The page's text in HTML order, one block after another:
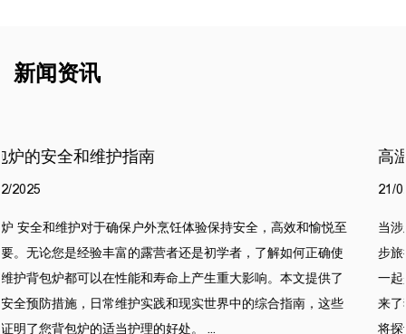
新闻资讯
愉悦至
正确使
提供了
，这些
高温丁烷火炬头和轻巧的露营炊具，用于户
当涉及室外烹饪时，正确的设备可以使所有不同。对于露
步旅行者和冒险家而言，将高温丁烷火炬头和轻质露营炊
一起是增强烹饪体验的有效方法。这两种工具都为您的室
来了独特的优势，提供了便利，速度和多功能性。在本文
将探讨高温丁烷火炬头如何彻底改变您在户外探险期间使